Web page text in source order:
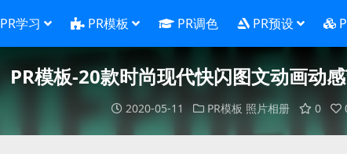
PR学习 PR模板 PR调色 PR预设
PR模板-20款时尚现代快闪图文动画动
2020-05-11 PR模板 照片相册 0